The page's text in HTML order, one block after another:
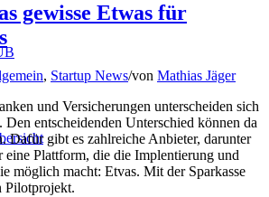
gewisse Etwas für
, Startup News/von Mathias Jäger
und Versicherungen unterscheiden sich
entscheidenden Unterschied können da
Dafür gibt es zahlreiche Anbieter, darunter
eine Plattform, die die Implentierung und
möglich macht: Etvas. Mit der Sparkasse
Pilotprojekt.